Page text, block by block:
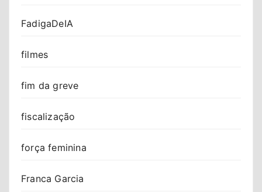
FadigaDeIA
filmes
fim da greve
fiscalização
força feminina
Franca Garcia